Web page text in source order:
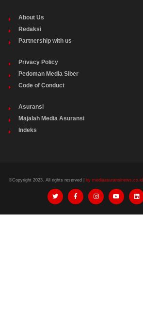
About Us
Redaksi
Partnership with us
Privacy Policy
Pedoman Media Siber
Code of Conduct
Asuransi
Majalah Media Asuransi
Indeks
©Copyright 2023. All rights reserved | by mediaasuransinews.co.id.